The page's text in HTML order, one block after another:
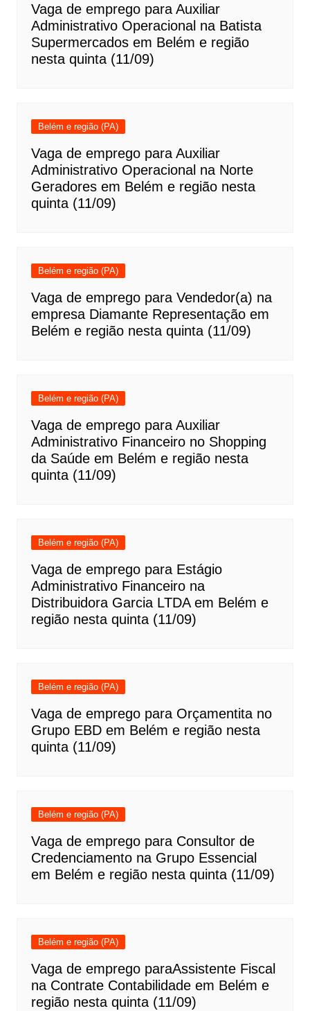
Vaga de emprego para Auxiliar
Administrativo Operacional na Batista
Supermercados em Belém e região
nesta quinta (11/09)
Belém e região (PA)
Vaga de emprego para Auxiliar
Administrativo Operacional na Norte
Geradores em Belém e região nesta
quinta (11/09)
Belém e região (PA)
Vaga de emprego para Vendedor(a) na
empresa Diamante Representação em
Belém e região nesta quinta (11/09)
Belém e região (PA)
Vaga de emprego para Auxiliar
Administrativo Financeiro no Shopping
da Saúde em Belém e região nesta
quinta (11/09)
Belém e região (PA)
Vaga de emprego para Estágio
Administrativo Financeiro na
Distribuidora Garcia LTDA em Belém e
região nesta quinta (11/09)
Belém e região (PA)
Vaga de emprego para Orçamentita no
Grupo EBD em Belém e região nesta
quinta (11/09)
Belém e região (PA)
Vaga de emprego para Consultor de
Credenciamento na Grupo Essencial
em Belém e região nesta quinta (11/09)
Belém e região (PA)
Vaga de emprego paraAssistente Fiscal
na Contrate Contabilidade em Belém e
região nesta quinta (11/09)